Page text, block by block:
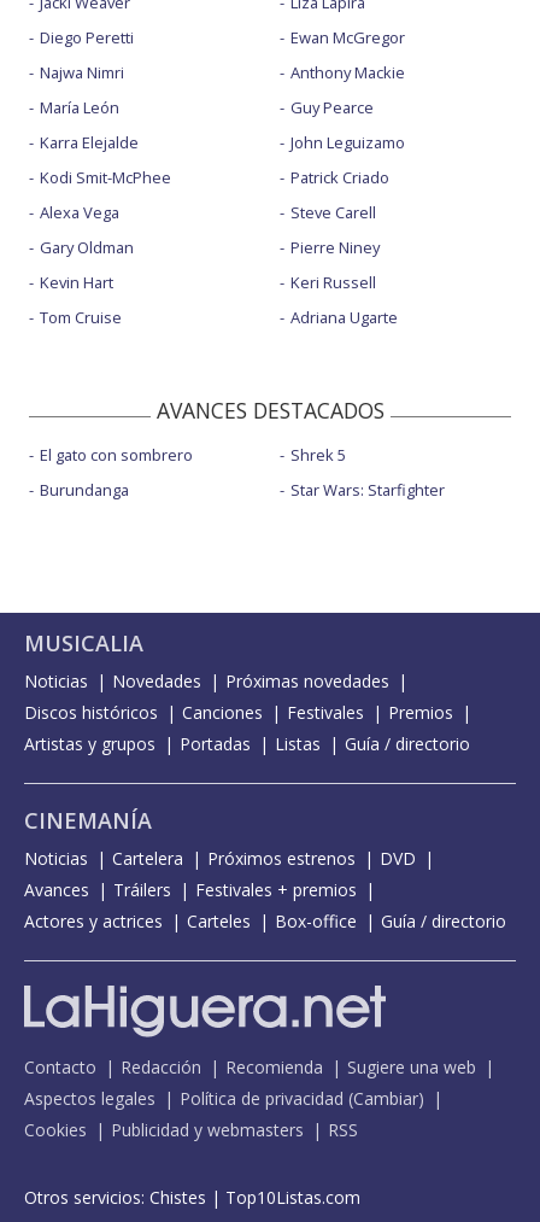
Diego Peretti
Najwa Nimri
María León
Karra Elejalde
Kodi Smit-McPhee
Alexa Vega
Gary Oldman
Kevin Hart
Tom Cruise
Ewan McGregor
Anthony Mackie
Guy Pearce
John Leguizamo
Patrick Criado
Steve Carell
Pierre Niney
Keri Russell
Adriana Ugarte
AVANCES DESTACADOS
El gato con sombrero
Burundanga
Shrek 5
Star Wars: Starfighter
MUSICALIA
Noticias Novedades
Próximas novedades
Discos históricos
Canciones Festivales
Premios
Artistas y grupos
Portadas Listas Guía / directorio
CINEMANÍA
Noticias Cartelera Próximos estrenos
DVD
Avances
Tráilers
Festivales + premios
Actores y actrices
Carteles Box-office Guía / directorio
Contacto Redacción Recomienda
Sugiere una web
Aspectos legales
Política de privacidad (Cambiar)
Cookies
Publicidad y webmasters RSS
Otros servicios: Chistes | Top10Listas.com